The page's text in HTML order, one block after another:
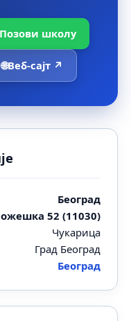
Позови школу
🌐Веб-сајт ↗
Београд
52 (11030)
Чукарица
Град Београд
Београд